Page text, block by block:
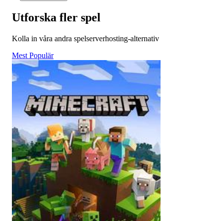
Utforska fler spel
Kolla in våra andra spelserverhosting-alternativ
Mest Populär